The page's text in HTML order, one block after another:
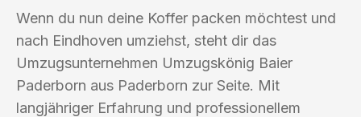
Wenn du nun deine Koffer packen möchtest und
nach Eindhoven umziehst, steht dir das
Umzugsunternehmen Umzugskönig Baier
Paderborn aus Paderborn zur Seite. Mit
langjähriger Erfahrung und professionellem